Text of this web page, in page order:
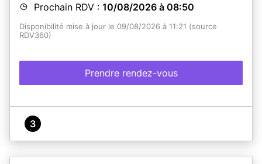
Prochain RDV : 10/08/2026 à 08:50
Disponibilité mise à jour le 09/08/2026 à 11:21 (source
RDV360)
Prendre rendez-vous
3